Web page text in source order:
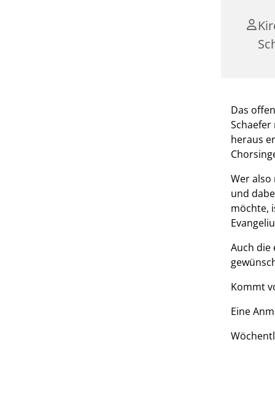
Das
heraus
Wer
und
möchte,
Auch die
Kommt
Eine